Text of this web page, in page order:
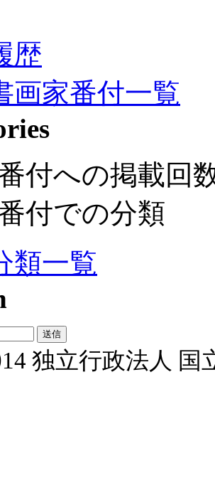
歴
画家番付一覧
付への掲載回
付での分類
類一覧
独立行政法人 国